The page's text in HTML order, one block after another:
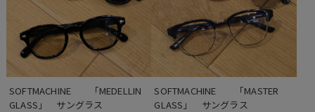
SOFTMACHINE　　「MEDELLIN
GLASS」　サングラス
SOFTMACHINE　　「MASTER
GLASS」　サングラス